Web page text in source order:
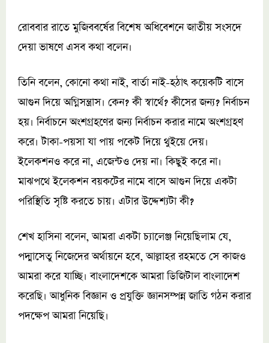
রোববার রাতে মুজিববর্ষের বিশেষ অধিবেশনে জাতীয় সংসদে
দেয়া ভাষণে এসব কথা বলেন।
তিনি বলেন, কোনো কথা নাই, বার্তা নাই-হঠাৎ কয়েকটি বাসে
আগুন দিয়ে অগ্নিসন্ত্রাস। কেন? কী স্বার্থে? কীসের জন্য? নির্বাচন
হয়। নির্বাচনে অংশগ্রহণের জন্য নির্বাচন করার নামে অংশগ্রহণ
করে। টাকা-পয়সা যা পায় পকেট দিয়ে থুইয়ে দেয়।
ইলেকশনও করে না, এজেন্টও দেয় না। কিছুই করে না।
মাঝপথে ইলেকশন বয়কটের নামে বাসে আগুন দিয়ে একটা
পরিস্থিতি সৃষ্টি করতে চায়। এটার উদ্দেশ্যটা কী?
শেখ হাসিনা বলেন, আমরা একটা চ্যালেঞ্জ নিয়েছিলাম যে,
পদ্মাসেতু নিজেদের অর্থায়নে হবে, আল্লাহর রহমতে সে কাজও
আমরা করে যাচ্ছি। বাংলাদেশকে আমরা ডিজিটাল বাংলাদেশ
করেছি। আধুনিক বিজ্ঞান ও প্রযুক্তি জ্ঞানসম্পন্ন জাতি গঠন করার
পদক্ষেপ আমরা নিয়েছি।